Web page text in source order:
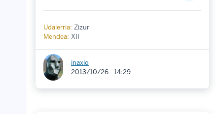
Udalerria: Zizur
Mendea: XII
inaxio
2013/10/26 - 14:29